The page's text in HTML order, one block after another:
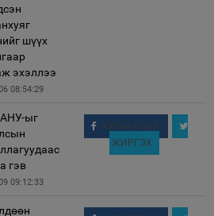
шүүх
эхэллээ
08:54:29
ыг
гэв
09:12:33
ХУВААЛЦАХ
ЖИРГЭХ